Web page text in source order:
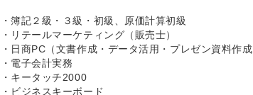
・簿記２級・３級・初級、原価計算初級
・リテールマーケティング（販売士）
・日商PC（文書作成・データ活用・プレゼン資料作成
・電子会計実務
・キータッチ2000
・ビジネスキーボード